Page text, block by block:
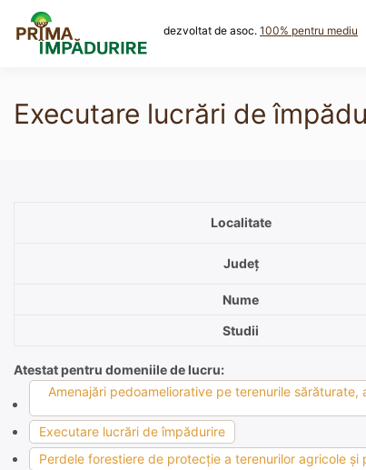
content
dezvoltat de asoc. 100% pentru mediu
Executare lucrări de
Localitate
Județ
Nume
Studii
Atestat pentru domeniile de lucru:
Amenajări pedoameliorative pe terenurile
Executare lucrări de împădurire
Perdele forestiere de protecţie a terenurilor agricole